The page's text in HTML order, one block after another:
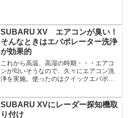
SUBARU XV エアコンが臭い！
そんなときはエバポレーター洗浄
が効果的
これから高温、高湿の時期・・・エアコ
ンが匂いそうなので、久々にエアコン洗
浄を実施。使ったのはクイックエバポレ
っているが、これは良い！お気に入りで
す。前回使ったのは2...
SUBARU XVにレーダー探知機取
り付け